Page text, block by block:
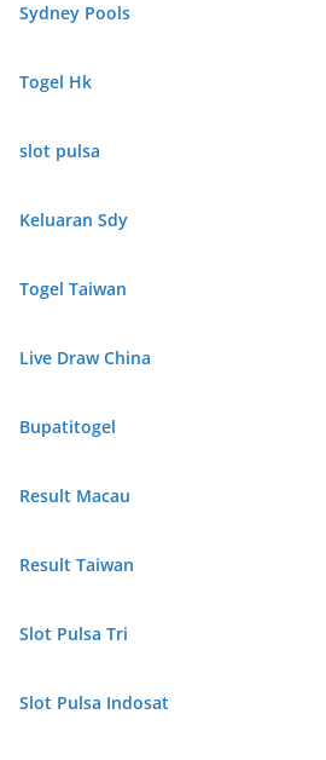
Sydney Pools
Togel Hk
slot pulsa
Keluaran Sdy
Togel Taiwan
Live Draw China
Bupatitogel
Result Macau
Result Taiwan
Slot Pulsa Tri
Slot Pulsa Indosat